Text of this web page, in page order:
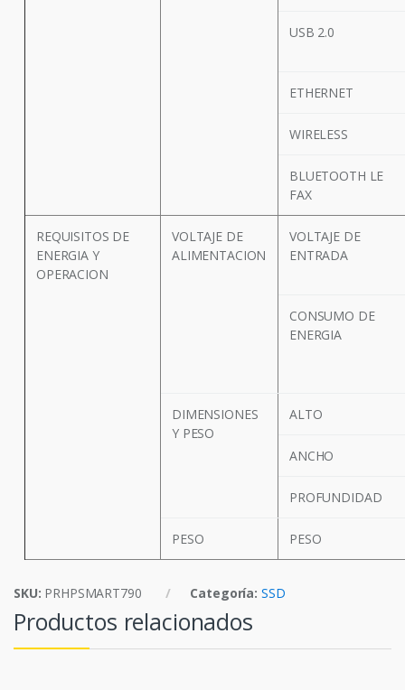
USB 2.0
ETHERNET
WIRELESS
BLUETOOTH LE
FAX
REQUISITOS DE
ENERGIA Y
OPERACION
VOLTAJE DE
ALIMENTACION
VOLTAJE DE
ENTRADA
CONSUMO DE
ENERGIA
DIMENSIONES
Y PESO
ALTO
ANCHO
PROFUNDIDAD
PESO PESO
SKU: PRHPSMART790 Categoría: SSD
Productos relacionados